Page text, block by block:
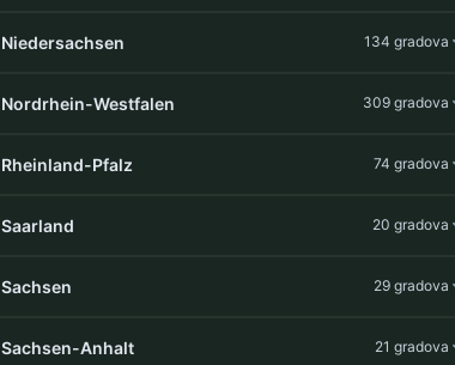
Niedersachsen 134 gradova
Nordrhein-Westfalen 309 gradova
Rheinland-Pfalz 74 gradova
Saarland 20 gradova
Sachsen 29 gradova
Sachsen-Anhalt 21 gradova